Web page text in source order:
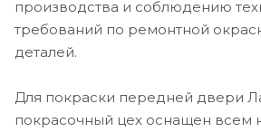
производства и соблюдению
требований по ремонтной
деталей.
Для покраски передней двери
покрасочный цех оснащен всем